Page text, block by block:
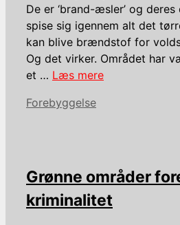
De er ‘brand-æsler’ og
spise sig igennem alt det
kan blive brændstof for
Og det virker. Området har
et … Læs mere
Kategorier
Forebyggelse
Grønne områder
kriminalitet